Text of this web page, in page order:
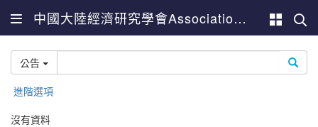
中國大陸經濟研究學會Association for China Economic Studies
公告
進階選項
沒有資料